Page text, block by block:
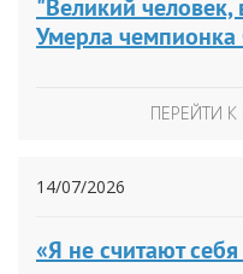
"Великий человек,
Умерла
ПЕРЕЙТИ
14/07/2026
«Я не считают